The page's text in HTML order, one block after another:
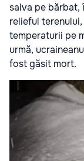
salva pe bărbat,
relieful
temperaturii pe
urmă,
fost găsit mort.